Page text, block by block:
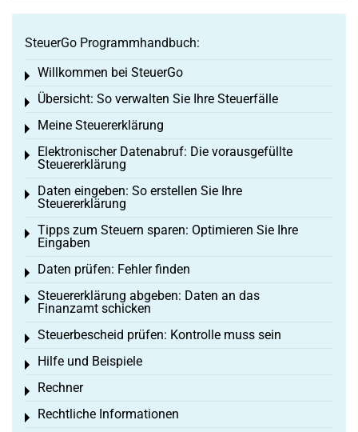
SteuerGo Programmhandbuch:
Willkommen bei SteuerGo
Toggle menu
Übersicht: So verwalten Sie Ihre Steuerfälle
Toggle menu
Meine Steuererklärung
Toggle menu
Elektronischer Datenabruf: Die vorausgefüllte
Steuererklärung
Toggle menu
Daten eingeben: So erstellen Sie Ihre
Steuererklärung
Toggle menu
Tipps zum Steuern sparen: Optimieren Sie Ihre
Eingaben
Toggle menu
Daten prüfen: Fehler finden
Toggle menu
Steuererklärung abgeben: Daten an das
Finanzamt schicken
Toggle menu
Steuerbescheid prüfen: Kontrolle muss sein
Toggle menu
Hilfe und Beispiele
Toggle menu
Rechner
Toggle menu
Rechtliche Informationen
Toggle menu